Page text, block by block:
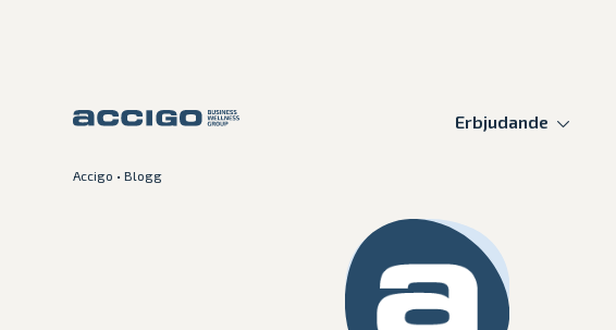
Erbjudande
Karriär
Accigo •Blogg